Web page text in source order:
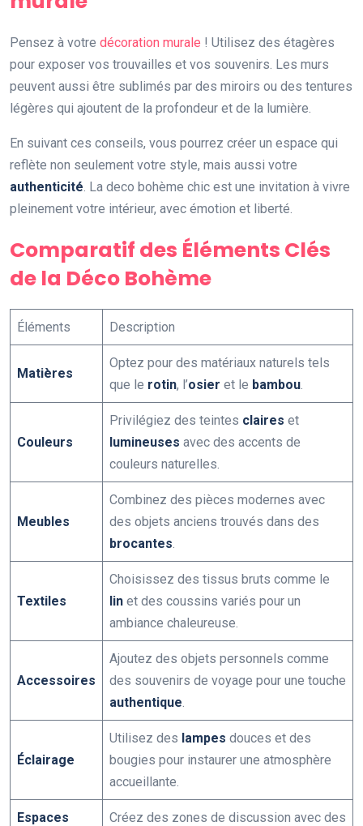
Pensez à votre décoration murale ! Utilisez des étagères
pour exposer vos trouvailles et vos souvenirs. Les murs
peuvent aussi être sublimés par des miroirs ou des tentures
légères qui ajoutent de la profondeur et de la lumière.
En suivant ces conseils, vous pourrez créer un espace qui
reflète non seulement votre style, mais aussi votre
authenticité . La deco bohème chic est une invitation à vivre
pleinement votre intérieur, avec émotion et liberté.
Comparatif des Éléments Clés
de la Déco Bohème
Éléments Description
Matières
Optez pour des matériaux naturels tels
que le rotin, l’osier et le bambou
Couleurs
Privilégiez des teintes claires et
lumineuses avec des accents de
couleurs naturelles.
Meubles
Combinez des pièces modernes avec
des objets anciens trouvés dans des
brocantes
Textiles
Choisissez des tissus bruts comme le
lin et des coussins variés pour un
ambiance chaleureuse.
Accessoires
Ajoutez des objets personnels comme
des souvenirs de voyage pour une touche
authentique
Éclairage
Utilisez des lampes douces et des
bougies pour instaurer une atmosphère
accueillante.
Espaces
Créez des zones de discussion avec des